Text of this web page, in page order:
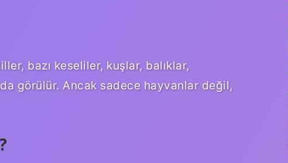
bazı keseliler, kuşlar, balıklar,
görülür. Ancak sadece hayvanlar değil,